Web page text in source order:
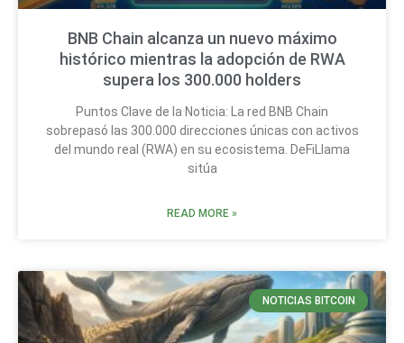
BNB Chain alcanza un nuevo máximo
histórico mientras la adopción de RWA
supera los 300.000 holders
Puntos Clave de la Noticia: La red BNB Chain
sobrepasó las 300.000 direcciones únicas con activos
del mundo real (RWA) en su ecosistema. DeFiLlama
sitúa
READ MORE »
NOTICIAS BITCOIN